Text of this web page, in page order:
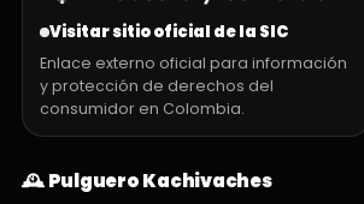
Visitar sitio oficial de la SIC
Enlace externo oficial para información
y protección de derechos del
consumidor en Colombia.
🕰️ Pulguero Kachivaches